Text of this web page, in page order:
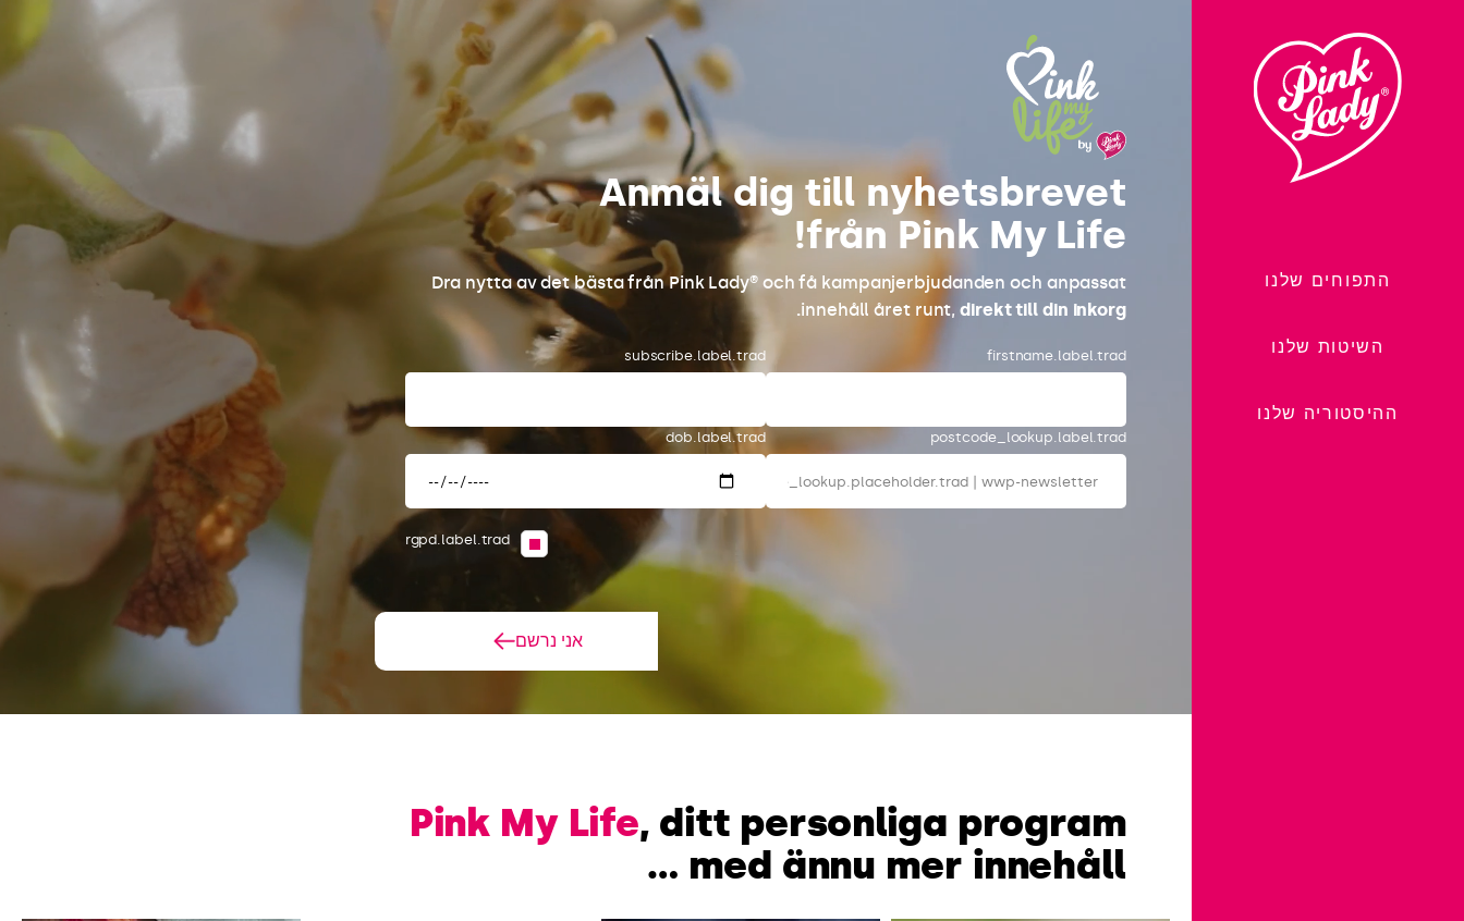
התפוחים שלנו
השיטות שלנו
ההיסטוריה שלנו
Anmäl dig till nyhetsbrevet
från Pink My Life!
Dra nytta av det bästa från Pink Lady® och få kampanjerbjudanden och anpassat
innehåll året runt,direkt till din inkorg.
subscribe.label.trad
rgpd.label.trad
firstname.label.trad
postcode_lookup.label.trad
dob.label.trad
אני נרשם
Pink My Life, ditt personliga program
med ännu mer innehåll …